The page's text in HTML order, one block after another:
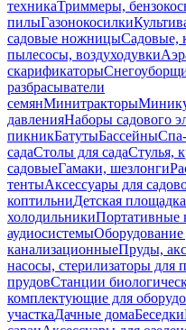
техникаТриммеры,
пилыГазонокосилки
садовые ножницыСадовые,
пылесосы, воздуходувки
скарификаторы
разбрасыватели
семянМинитракторы
давленияНаборы садового
пикникБатутыБассейны
садаСтолы для садаСтулья,
садовыеГамаки, шезлонги
тентыАксессуары для
коптильниДетская площадка
холодильникиПортативные
аудиосистемыОборудование
канализационныеПруды,
насосы, стерилизаторы для
прудовСтанции
комплектующие для
участкаДачные домаБеседки